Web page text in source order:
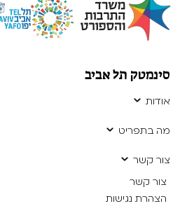
סינמטק תל אביב
אודות
מה בתפריט
צור קשר
צור קשר
הצהרת נגישות